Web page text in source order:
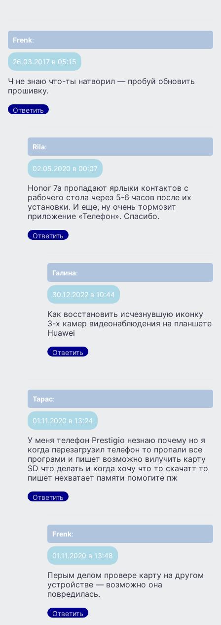
Frenk:
26.03.2017 в 05:15
Ч не знаю что-ты натворил — пробуй обновить
прошивку.
Ответить
Rila:
02.05.2020 в 00:07
Honor 7a пропадают ярлыки контактов с
рабочего стола через 5-6 часов после их
установки. И еще, ну очень тормозит
приложение «Телефон». Спасибо.
Ответить
Галина:
30.12.2022 в 10:44
Как восстановить исчезнувшую иконку
3-х камер видеонаблюдения на планшете
Huawei
Ответить
Тарас:
01.11.2020 в 13:24
У меня телефон Prestigio незнаю почему но я
когда перезагрузил телефон то пропали все
програми и пишет возможно вилучить карту
SD что делать и когда хочу что то скачатт то
пишет нехватает памяти помогите пж
Ответить
Frenk:
01.11.2020 в 13:48
Перым делом провере карту на другом
устройстве — возможно она
повредилась.
Ответить